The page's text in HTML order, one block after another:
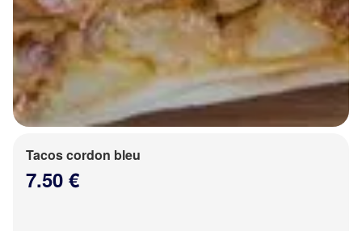
Tacos cordon bleu
7.50 €